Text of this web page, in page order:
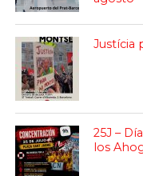
Justícia
25J –
los